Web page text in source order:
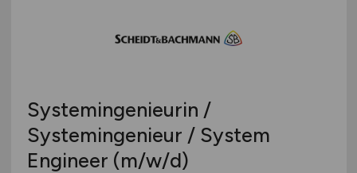
Systemingenieurin /
Systemingenieur / System
Engineer (m/w/d)